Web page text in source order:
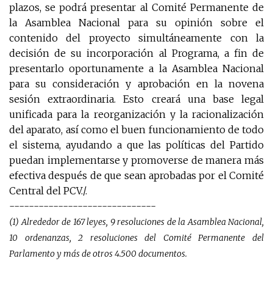
plazos, se podrá presentar al Comité Permanente de
la Asamblea Nacional para su opinión sobre el
contenido del proyecto simultáneamente con la
decisión de su incorporación al Programa, a fin de
presentarlo oportunamente a la Asamblea Nacional
para su consideración y aprobación en la novena
sesión extraordinaria. Esto creará una base legal
unificada para la reorganización y la racionalización
del aparato, así como el buen funcionamiento de todo
el sistema, ayudando a que las políticas del Partido
puedan implementarse y promoverse de manera más
efectiva después de que sean aprobadas por el Comité
Central del PCV./.
------------------------------
(1) Alrededor de 167 leyes, 9 resoluciones de la Asamblea Nacional,
10 ordenanzas, 2 resoluciones del Comité Permanente del
Parlamento y más de otros 4.500 documentos.